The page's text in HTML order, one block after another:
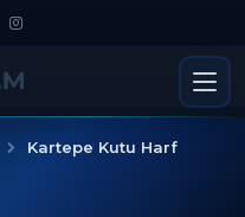
Kartepe Kutu Harf